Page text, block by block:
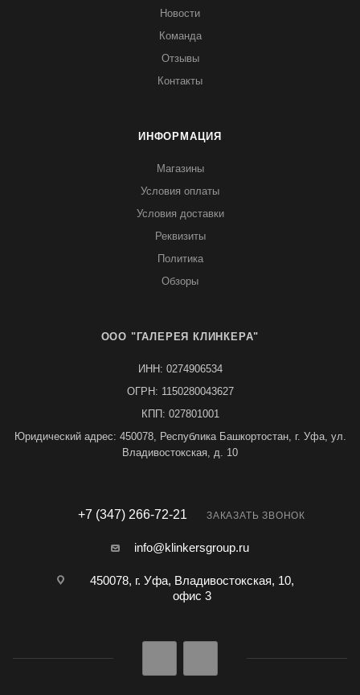
Новости
Команда
Отзывы
Контакты
ИНФОРМАЦИЯ
Магазины
Условия оплаты
Условия доставки
Реквизиты
Политика
Обзоры
ООО "ГАЛЕРЕЯ КЛИНКЕРА"
ИНН: 0274906534
ОГРН: 1150280043627
КПП: 027801001
Юридический адрес: 450078, Республика Башкортостан, г. Уфа, ул.
Владивостокская, д. 10
+7 (347) 266-72-21 ЗАКАЗАТЬ ЗВОНОК
info@klinkersgroup.ru
450078, г. Уфа, Владивостокская, 10,
офис 3